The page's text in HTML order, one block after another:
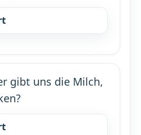
gibt uns die Milch,